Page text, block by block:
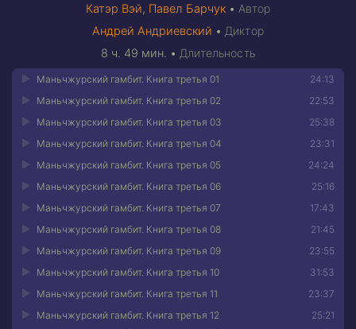
Катэр Вэй, Павел Барчук • Автор
Андрей Андриевский • Диктор
8 ч. 49 мин. • Длительность
24:13
Маньчжурский гамбит. Книга третья 01
22:53
Маньчжурский гамбит. Книга третья 02
25:38
Маньчжурский гамбит. Книга третья 03
23:31
Маньчжурский гамбит. Книга третья 04
24:24
Маньчжурский гамбит. Книга третья 05
25:16
Маньчжурский гамбит. Книга третья 06
17:43
Маньчжурский гамбит. Книга третья 07
21:45
Маньчжурский гамбит. Книга третья 08
23:55
Маньчжурский гамбит. Книга третья 09
31:53
Маньчжурский гамбит. Книга третья 10
23:37
Маньчжурский гамбит. Книга третья 11
25:21
Маньчжурский гамбит. Книга третья 12